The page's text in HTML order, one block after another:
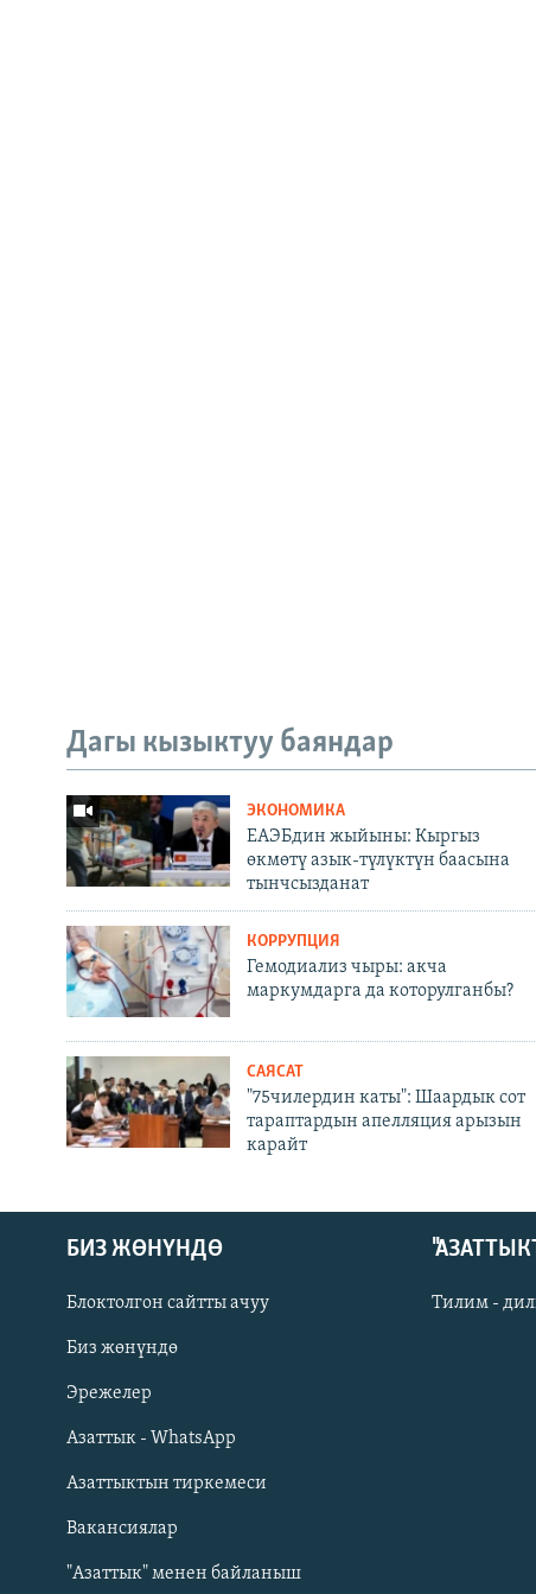
Русский
ОНЛАЙН ШЕРИНЕ
Дагы кызыктуу баяндар
ЭКОНОМИКА
ЕАЭБдин жыйыны: Кыргыз
өкмөтү азык-түлүктүн баасына
тынчсызданат
КОРРУПЦИЯ
Гемодиализ чыры: акча
маркумдарга да которулганбы?
САЯСАТ
"75чилердин каты": Шаардык сот
тараптардын апелляция арызын
карайт
БИЗ ЖӨНҮНДӨ
Блоктолгон сайтты ачуу
Биз жөнүндө
Эрежелер
Азаттык - WhatsApp
Азаттыктын тиркемеси
Вакансиялар
"Азаттык" менен байланыш
Тилим -